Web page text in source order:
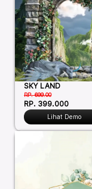
SKY LAND
RP. 699.00
RP. 399.000
Lihat Demo